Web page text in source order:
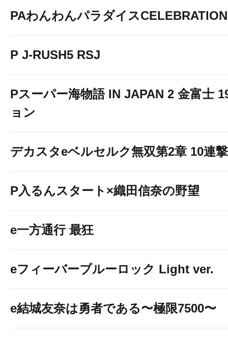
PAわんわんパラダイスCELEBRATION
P J-RUSH5 RSJ
Pスーパー海物語 IN JAPAN 2 金富士
ョン
デカスタeベルセルク無双第2章 10連
P入るんスタート×織田信奈の野望
e一方通行 最狂
eフィーバーブルーロック Light ver.
e結城友奈は勇者である〜極限7500〜